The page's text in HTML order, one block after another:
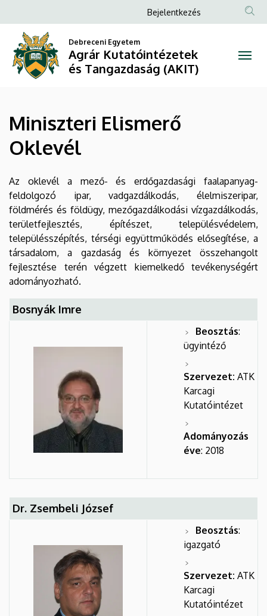
Elismerő
Oklevél
Kutatóintézetek
és
Tangazdaság
(AKIT)
a
tartalomra
Anonim
fiók
menüje
Bejelentkezés
Debreceni Egyetem
Agrár Kutatóintézetek
és Tangazdaság (AKIT)
Miniszteri Elismerő
Oklevél
Az oklevél a mező- és erdőgazdasági faalapanyag-
feldolgozó ipar, vadgazdálkodás, élelmiszeripar,
földmérés és földügy, mezőgazdálkodási vízgazdálkodás,
területfejlesztés, építészet, településvédelem,
településszépítés, térségi együttműködés elősegítése, a
társadalom, a gazdaság és környezet összehangolt
fejlesztése terén végzett kiemelkedő tevékenységért
adományozható.
Bosnyák Imre
Beosztás:
ügyintéző
Szervezet: ATK
Karcagi
Kutatóintézet
Adományozás
éve: 2018
Dr. Zsembeli József
Beosztás:
igazgató
Szervezet: ATK
Karcagi
Kutatóintézet